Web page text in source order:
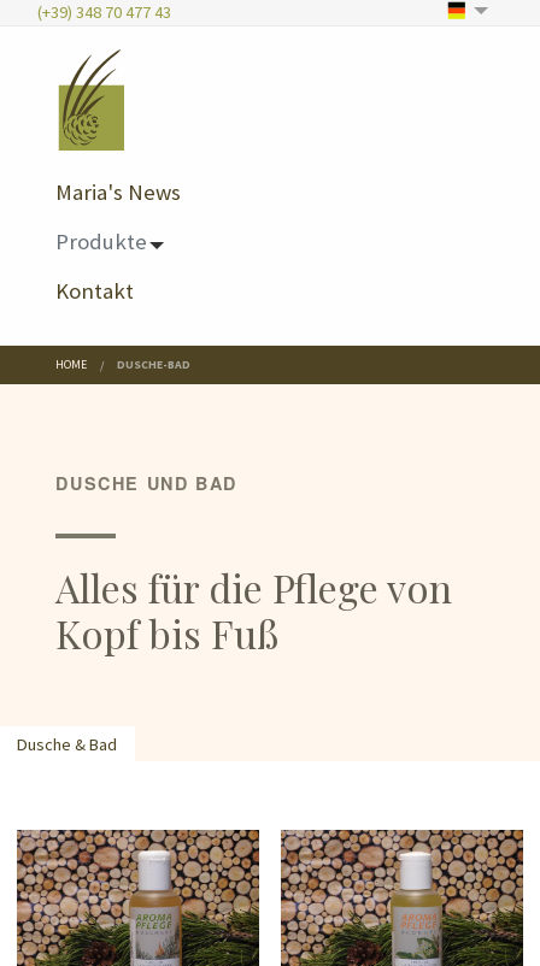
(+39) 348 70 477 43
Maria's News
Produkte
Kontakt
HOME DUSCHE-BAD
DUSCHE UND BAD
Alles für die Pflege von
Kopf bis Fuß
Dusche & Bad